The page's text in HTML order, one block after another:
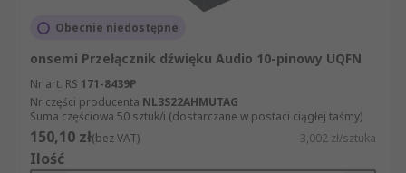
niszowe i ekskluzywne, jak i niezbędne
praktyczne artykuły marki RS.
Obecnie niedostępne
onsemi Przełącznik dźwięku Audio 10-pinowy UQFN
Nr art. RS 171-8439P
Nr części producenta NL3S22AHMUTAG
Suma częściowa 50 sztuk/i (dostarczane w postaci ciągłej taśmy)
150,10 zł(bez VAT) 3,002 zł/sztuka
Ilość